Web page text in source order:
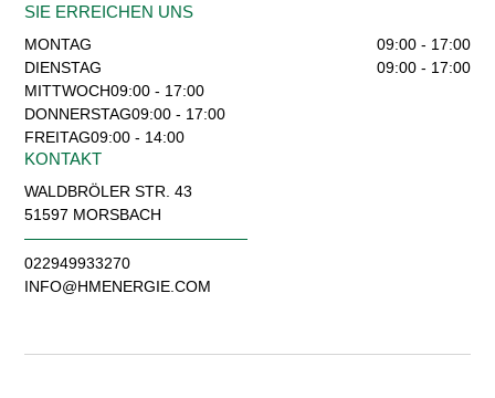
SIE ERREICHEN UNS
MONTAG
09:00 - 17:00
DIENSTAG
09:00 - 17:00
MITTWOCH09:00 - 17:00
DONNERSTAG09:00 - 17:00
FREITAG09:00 - 14:00
KONTAKT
WALDBRÖLER STR. 43
51597 MORSBACH
022949933270
INFO@HMENERGIE.COM